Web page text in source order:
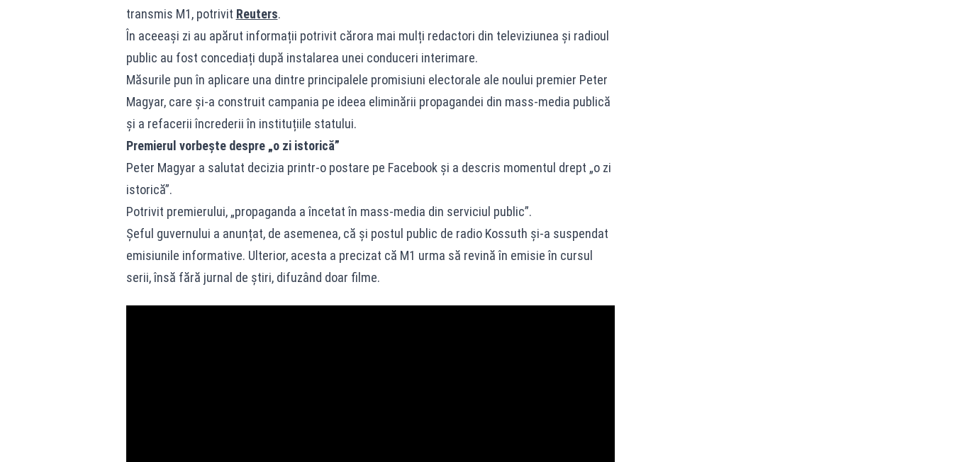
transmis M1, potrivit Reuters.
În aceeași zi au apărut informații potrivit cărora mai mulți redactori din televiziunea și radioul
public au fost concediați după instalarea unei conduceri interimare.
Măsurile pun în aplicare una dintre principalele promisiuni electorale ale noului premier Peter
Magyar, care și-a construit campania pe ideea eliminării propagandei din mass-media publică
și a refacerii încrederii în instituțiile statului.
Premierul vorbește despre „o zi istorică”
Peter Magyar a salutat decizia printr-o postare pe Facebook și a descris momentul drept „o zi
istorică”.
Potrivit premierului, „propaganda a încetat în mass-media din serviciul public”.
Șeful guvernului a anunțat, de asemenea, că și postul public de radio Kossuth și-a suspendat
emisiunile informative. Ulterior, acesta a precizat că M1 urma să revină în emisie în cursul
serii, însă fără jurnal de știri, difuzând doar filme.